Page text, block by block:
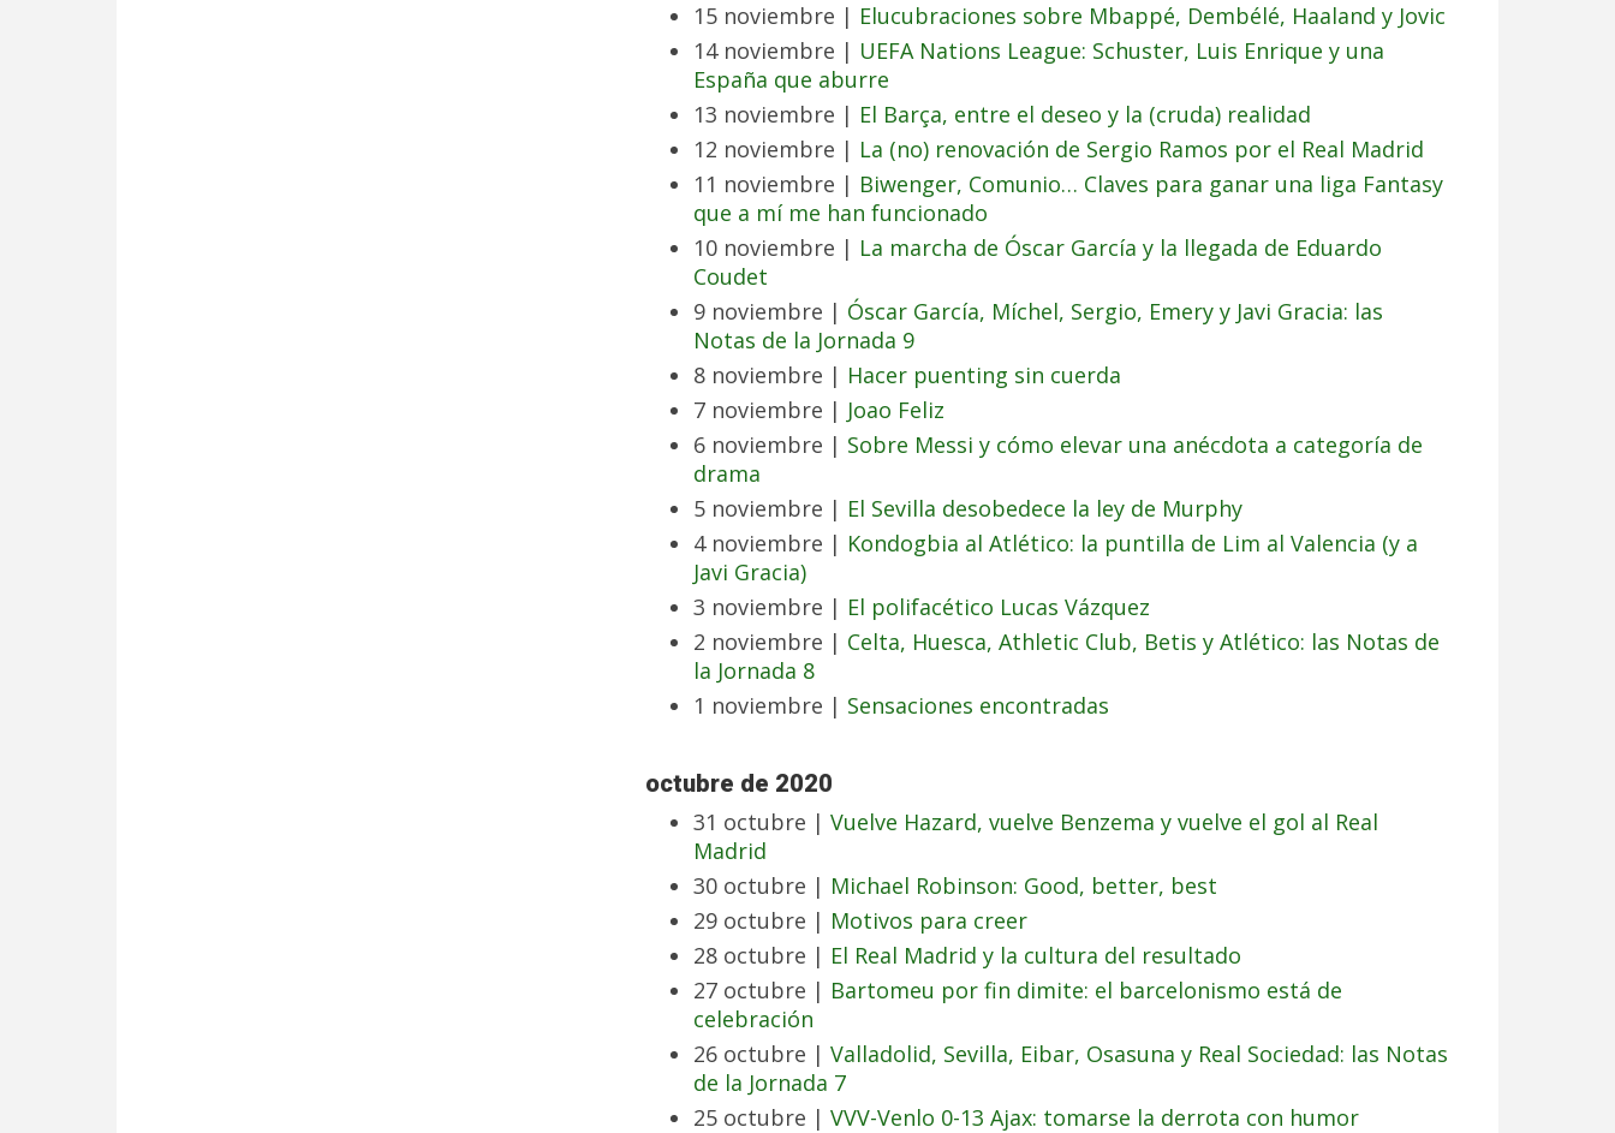
15 noviembre | Elucubraciones sobre Mbappé, Dembélé, Haaland y Jovic
14 noviembre | UEFA Nations League: Schuster, Luis Enrique y una
España que aburre
13 noviembre | El Barça, entre el deseo y la (cruda) realidad
12 noviembre | La (no) renovación de Sergio Ramos por el Real Madrid
11 noviembre | Biwenger, Comunio… Claves para ganar una liga Fantasy
que a mí me han funcionado
10 noviembre | La marcha de Óscar García y la llegada de Eduardo
Coudet
9 noviembre | Óscar García, Míchel, Sergio, Emery y Javi Gracia: las
Notas de la Jornada 9
8 noviembre | Hacer puenting sin cuerda
7 noviembre | Joao Feliz
6 noviembre | Sobre Messi y cómo elevar una anécdota a categoría de
drama
5 noviembre | El Sevilla desobedece la ley de Murphy
4 noviembre | Kondogbia al Atlético: la puntilla de Lim al Valencia (y a
Javi Gracia)
3 noviembre | El polifacético Lucas Vázquez
2 noviembre | Celta, Huesca, Athletic Club, Betis y Atlético: las Notas de
la Jornada 8
1 noviembre | Sensaciones encontradas
octubre de 2020
31 octubre | Vuelve Hazard, vuelve Benzema y vuelve el gol al Real
Madrid
30 octubre | Michael Robinson: Good, better, best
29 octubre | Motivos para creer
28 octubre | El Real Madrid y la cultura del resultado
27 octubre | Bartomeu por fin dimite: el barcelonismo está de
celebración
26 octubre | Valladolid, Sevilla, Eibar, Osasuna y Real Sociedad: las Notas
de la Jornada 7
25 octubre | VVV-Venlo 0-13 Ajax: tomarse la derrota con humor